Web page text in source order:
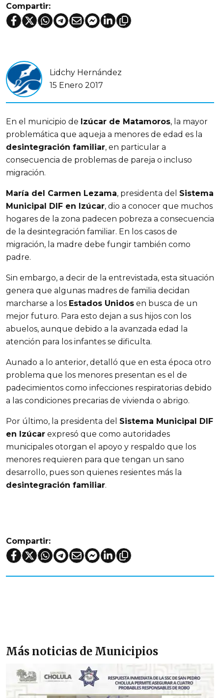
Compartir:
Lidchy Hernández
15 Enero 2017
En el municipio de Izúcar de Matamoros, la mayor
problemática que aqueja a menores de edad es la
desintegración familiar, en particular a
consecuencia de problemas de pareja o incluso
migración.
María del Carmen Lezama, presidenta del Sistema
Municipal DIF en Izúcar, dio a conocer que muchos
hogares de la zona padecen pobreza a consecuencia
de la desintegración familiar. En los casos de
migración, la madre debe fungir también como
padre.
Sin embargo, a decir de la entrevistada, esta situación
genera que algunas madres de familia decidan
marcharse a los Estados Unidos en busca de un
mejor futuro. Para esto dejan a sus hijos con los
abuelos, aunque debido a la avanzada edad la
atención para los infantes se dificulta.
Aunado a lo anterior, detalló que en esta época otro
problema que los menores presentan es el de
padecimientos como infecciones respiratorias debido
a las condiciones precarias de vivienda o abrigo.
Por último, la presidenta del Sistema Municipal DIF
en Izúcar expresó que como autoridades
municipales otorgan el apoyo y respaldo que los
menores requieren para que tengan un sano
desarrollo, pues son quienes resientes más la
desintegración familiar.
Compartir:
Más noticias de Municipios